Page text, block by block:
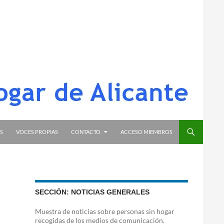
VOCES PROPIAS CONTACTO ACCESO MIEMBROS
SECCIÓN: NOTICIAS GENERALES
Muestra de noticias sobre personas sin hogar
recogidas de los medios de comunicación.